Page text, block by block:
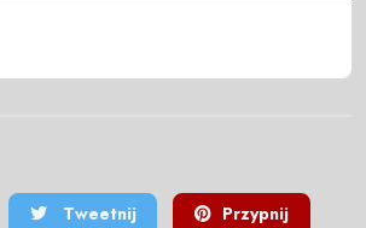
Tweetnij Przypnij